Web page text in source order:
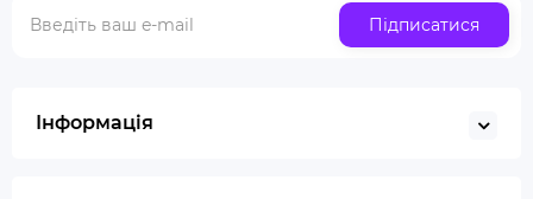
Купити ювелірні ваги
Гільйотина для сигар
Підписатися
Інформація